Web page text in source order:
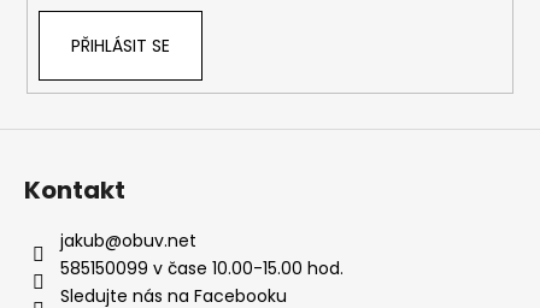
ý
p
PŘIHLÁSIT SE
Kontakt
jakub@obuv.net
585150099 v čase 10.00-15.00 hod.
Sledujte nás na Facebooku